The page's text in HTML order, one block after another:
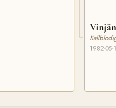
1982-05-